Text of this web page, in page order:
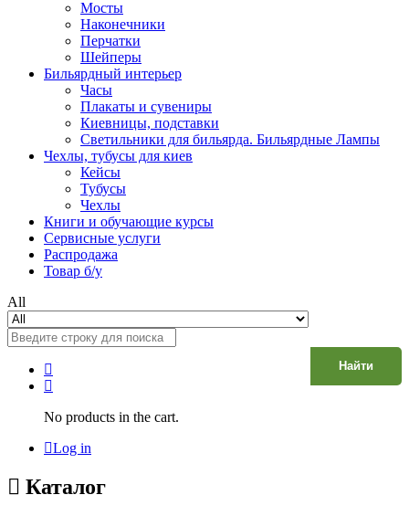
Мосты
Наконечники
Перчатки
Шейперы
Бильярдный интерьер
Часы
Плакаты и сувениры
Киевницы, подставки
Светильники для бильярда. Бильярдные Лампы
Чехлы, тубусы для киев
Кейсы
Тубусы
Чехлы
Книги и обучающие курсы
Сервисные услуги
Распродажа
Товар б/у
All
Найти
No products in the cart.
Log in
Каталог